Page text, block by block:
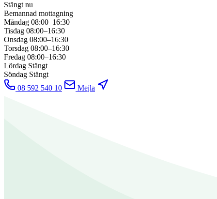
Stängt nu
Bemannad mottagning
Måndag 08:00–16:30
Tisdag 08:00–16:30
Onsdag 08:00–16:30
Torsdag 08:00–16:30
Fredag 08:00–16:30
Lördag Stängt
Söndag Stängt
08 592 540 10
Mejla